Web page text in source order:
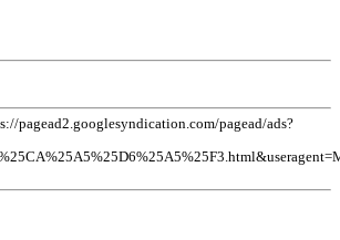
pagead2.googlesyndication.com/pagead/ads?